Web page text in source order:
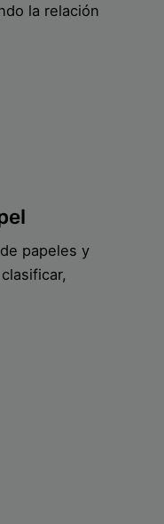
la relación
papeles y